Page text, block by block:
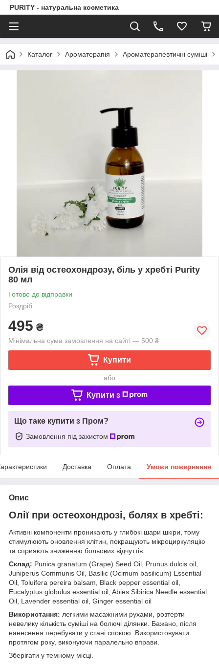
PURITY - натуральна косметика
Каталог Ароматерапія Ароматерапевтичні суміші
Олія від остеохондрозу, біль у хребті Purity
80 мл
Готово до відправки
Роздріб
495 ₴
Мінімальна сума замовлення на сайті — 500 ₴
Купити
або
Купити з
Що таке купити з Пром?
Замовлення під захистом
Доставка Оплата Умови повернення
Опис
Олії при остеохондрозі, болях в хребті:
Активні компоненти проникають у глибокі шари шкіри, тому
стимулюють оновлення клітин, покращують мікроциркуляцію
та сприяють зниженню больових відчуттів.
Склад: Punica granatum (Grape) Seed Oil, Prunus dulcis oil,
Juniperus Сommunis Oil, Basilic (Ocimum basilicum) Essential
Oil, Toluifera pereira balsam, Black pepper essential oil,
Eucalyptus globulus essential oil, Abies Sibirica Needle essential
Oil, Lavender essential oil, Ginger essential oil
Використання: легкими масажними рухами, розтерти
невелику кількість суміші на болючі ділянки. Бажано, після
нанесення перебувати у стані спокою. Використовувати
протягом року, виконуючи паралельно вправи.
Зберігати у темному місці.